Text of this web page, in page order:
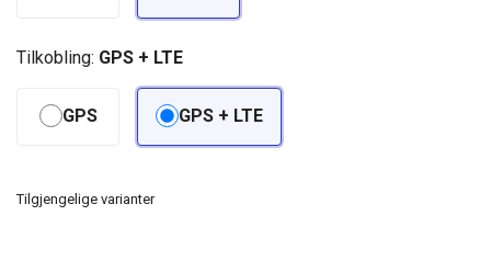
Tilkobling: GPS + LTE
GPS GPS + LTE
Tilgjengelige varianter